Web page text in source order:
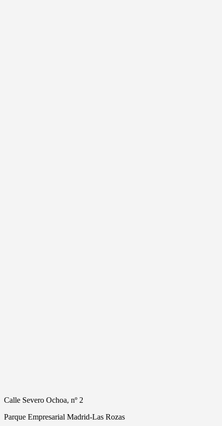
Calle Severo Ochoa, nº 2
Parque Empresarial Madrid-Las Rozas